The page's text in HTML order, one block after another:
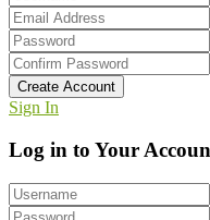
Create Account
Sign In
Log in to Your